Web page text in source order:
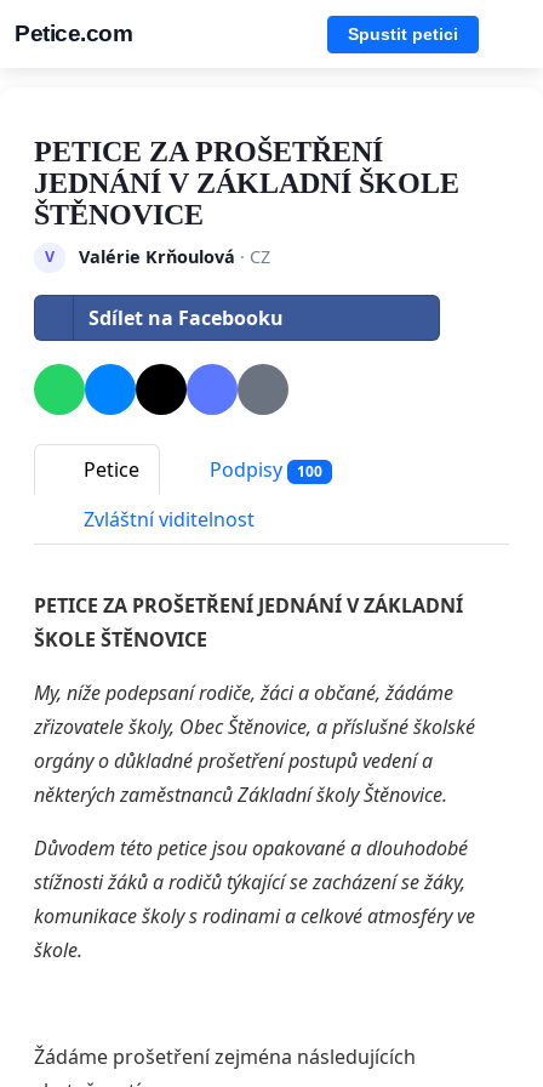
Petice.com Spustit petici
PETICE ZA PROŠETŘENÍ
JEDNÁNÍ V ZÁKLADNÍ ŠKOLE
ŠTĚNOVICE
V Valérie Krňoulová · CZ
Sdílet na Facebooku
Petice Podpisy 100
Zvláštní viditelnost
PETICE ZA PROŠETŘENÍ JEDNÁNÍ V ZÁKLADNÍ
ŠKOLE ŠTĚNOVICE
My, níže podepsaní rodiče, žáci a občané, žádáme
zřizovatele školy, Obec Štěnovice, a příslušné školské
orgány o důkladné prošetření postupů vedení a
některých zaměstnanců Základní školy Štěnovice.
Důvodem této petice jsou opakované a dlouhodobé
stížnosti žáků a rodičů týkající se zacházení se žáky,
komunikace školy s rodinami a celkové atmosféry ve
škole.
Žádáme prošetření zejména následujících